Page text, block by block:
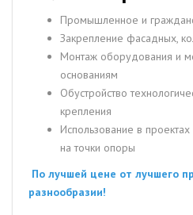
Промышленное и
Закрепление фасадных,
Монтаж оборудования и
основаниям
Обустройство
крепления
Использование в
на точки опоры
По лучшей цене от лучшего
разнообразии!